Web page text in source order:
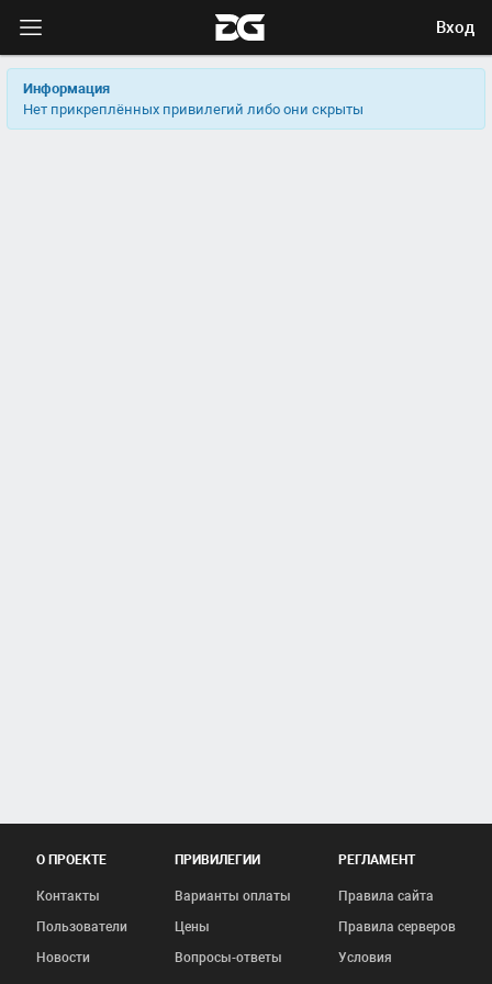
Вход
Информация
Нет прикреплённых привилегий либо они скрыты
О ПРОЕКТЕ
Контакты
Пользователи
Новости
ПРИВИЛЕГИИ
Варианты оплаты
Цены
Вопросы-ответы
РЕГЛАМЕНТ
Правила сайта
Правила серверов
Условия